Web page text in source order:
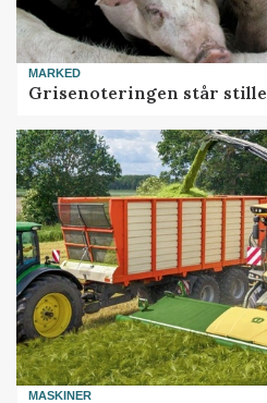
MARKED
Grisenoteringen står stille
MASKINER